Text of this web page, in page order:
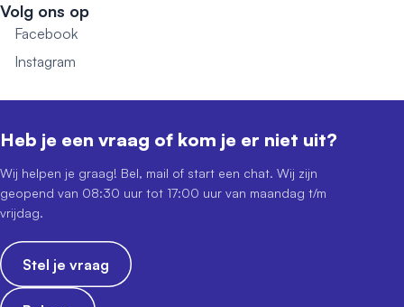
Volg ons op
Facebook
Instagram
Heb je een vraag of kom je er niet uit?
Wij helpen je graag! Bel, mail of start een chat. Wij zijn
geopend van 08:30 uur tot 17:00 uur van maandag t/m
vrijdag.
Stel je vraag